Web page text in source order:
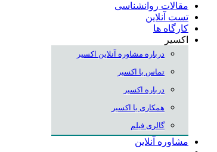
مقالات روانشناسی
تست آنلاین
کارگاه ها
اکسیر
درباره مشاوره آنلاین اکسیر
تماس با اکسیر
درباره اکسیر
همکاری با اکسیر
گالری فیلم
مشاوره آنلاین